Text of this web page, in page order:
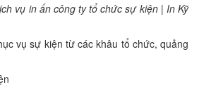
vụ in ấn công ty tổ chức sự kiện | In Kỹ
vụ sự kiện từ các khâu tổ chức, quảng